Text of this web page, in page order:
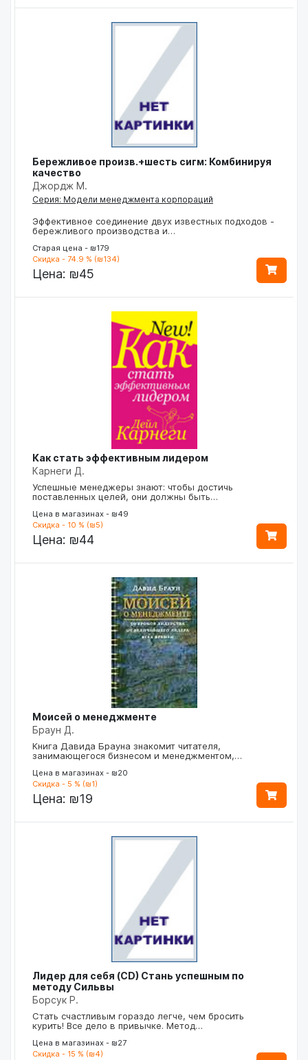
Бережливое произв.+шесть сигм: Комбинируя
качество
Джордж М.
Серия: Модели менеджмента корпораций
Эффективное соединение двух известных подходов -
бережливого производства и…
Старая цена - ₪179
Скидка - 74.9 % (₪134)
Цена: ₪45
Как стать эффективным лидером
Карнеги Д.
Успешные менеджеры знают: чтобы достичь
поставленных целей, они должны быть…
Цена в магазинах - ₪49
Скидка - 10 % (₪5)
Цена: ₪44
Моисей о менеджменте
Браун Д.
Книга Давида Брауна знакомит читателя,
занимающегося бизнесом и менеджментом,…
Цена в магазинах - ₪20
Скидка - 5 % (₪1)
Цена: ₪19
Лидер для себя (CD) Стань успешным по
методу Сильвы
Борсук Р.
Стать счастливым гораздо легче, чем бросить
курить! Все дело в привычке. Метод…
Цена в магазинах - ₪27
Скидка - 15 % (₪4)